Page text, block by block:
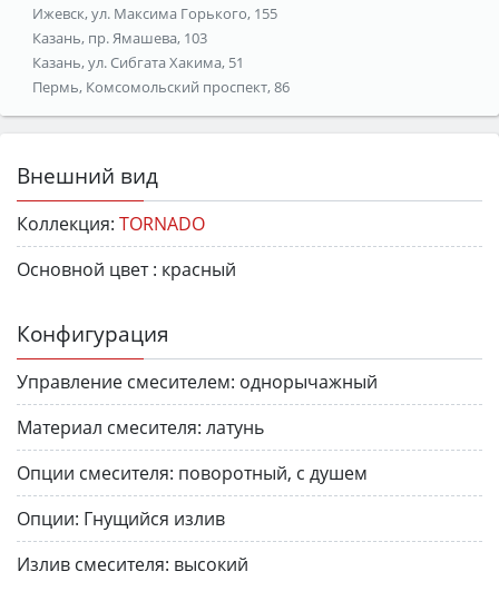
Ижевск, ул. Максима Горького, 155
Казань, пр. Ямашева, 103
Казань, ул. Сибгата Хакима, 51
Пермь, Комсомольский проспект, 86
Внешний вид
Коллекция: TORNADO
Основной цвет : красный
Конфигурация
Управление смесителем: однорычажный
Материал смесителя: латунь
Опции смесителя: поворотный, с душем
Опции: Гнущийся излив
Излив смесителя: высокий